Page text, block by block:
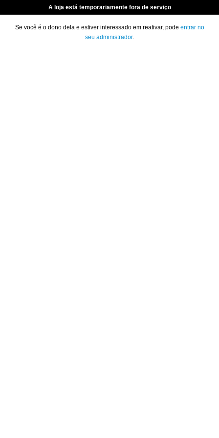
A loja está temporariamente fora de serviço
Se você é o dono dela e estiver interessado em reativar, pode entrar no
seu administrador.